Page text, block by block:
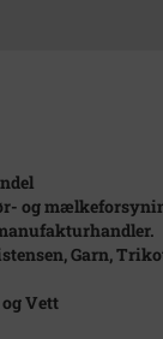
og
Garn,
Vett